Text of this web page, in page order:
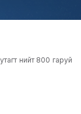
нийт 800 гаруй